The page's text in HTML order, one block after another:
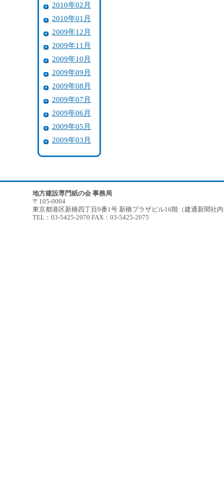
2010年02月
2010年01月
2009年12月
2009年11月
2009年10月
2009年09月
2009年08月
2009年07月
2009年06月
2009年05月
2009年03月
地方建設専門紙の会 事務局
〒105-0004
東京都港区新橋四丁目9番1号 新橋プラザビル16階（建通新聞社
TEL：03-5425-2070 FAX：03-5425-2075